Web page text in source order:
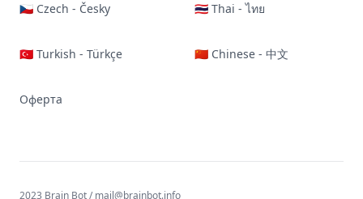
🇨🇿 Czech - Česky 🇹🇭 Thai - ไทย
🇹🇷 Turkish - Türkçe 🇨🇳 Chinese - 中文
Оферта
2023 Brain Bot /mail@brainbot.info